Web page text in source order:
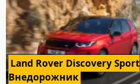
Land Rover Discovery Sport
Внедорожник